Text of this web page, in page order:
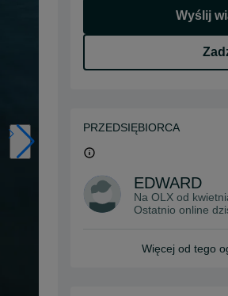
Wyślij
PRZEDSIĘBIORCA
EDWARD
Na OLX od
Ostatnio online
Więcej od tego